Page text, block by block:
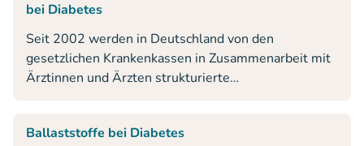
bei Diabetes
Seit 2002 werden in Deutschland von den
gesetzlichen Krankenkassen in Zusammenarbeit mit
Ärztinnen und Ärzten strukturierte
Disease-Management-Programme heißen diese
Ballaststoffe bei Diabetes